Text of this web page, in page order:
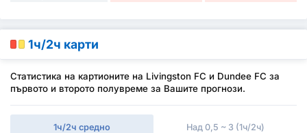
1ч/2ч карти
Статистика на картионите на Livingston FC и Dundee FC за
първото и второто полувреме за Вашите прогнози.
1ч/2ч средно Над 0,5 ~ 3 (1ч/2ч)